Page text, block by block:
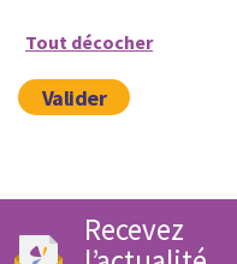
Tout décocher
Valider
Recevez